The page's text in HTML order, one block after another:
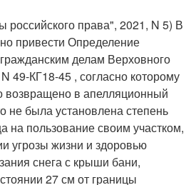
российского права", 2021, N 5) В
привести Определение
делам Верховного
49-КГ18-45 , согласно которому
возвращено в апелляционный
не была установлена степень
на пользование своим участком,
угрозы жизни и здоровью
снега с крыши бани,
27 см от границы